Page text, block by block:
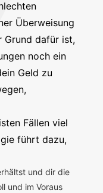
Überweisung
Grund dafür ist,
noch ein
Geld zu
Fällen viel
führt dazu,
und dir die
und im Voraus